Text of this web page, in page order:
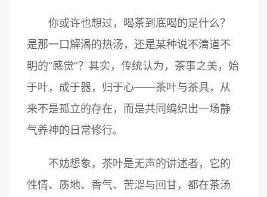
你或许也想过，喝茶到底喝的是什么？
是那一口解渴的热汤，还是某种说不清道不
明的“感觉”？其实，传统认为，茶事之美，始
于叶，成于器，归于心——茶叶与茶具，从
来不是孤立的存在，而是共同编织出一场静
气养神的日常修行。
不妨想象，茶叶是无声的讲述者，它的
性情、质地、香气、苦涩与回甘，都在茶汤